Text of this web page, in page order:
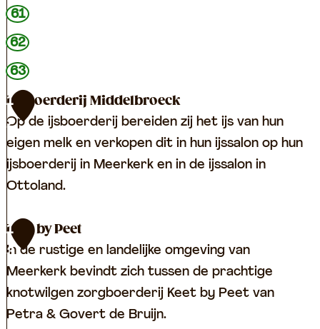
h
a
a
s
k
o
o
i
o
e
n
H
o
f
s
t
e
g
b
o
r
d
e
r
i
d
e
H
u
i
61
62
63
1
2
IJsboerderij Middelbroeck
Op de ijsboerderij bereiden zij het ijs van hun
eigen melk en verkopen dit in hun ijssalon op hun
ijsboerderij in Meerkerk en in de ijssalon in
Ottoland.
I
J
s
b
o
1
3
Keet by Peet
In de rustige en landelijke omgeving van
Meerkerk bevindt zich tussen de prachtige
knotwilgen zorgboerderij Keet by Peet van
Petra & Govert de Bruijn.